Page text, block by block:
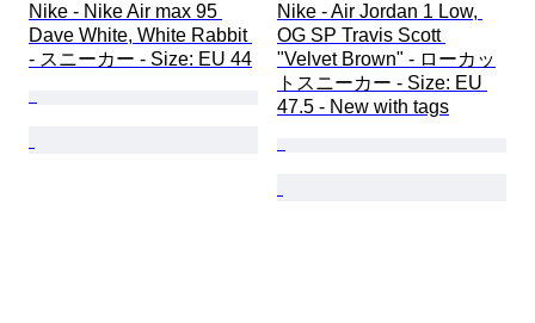
Nike - Nike Air max 95
Dave White, White Rabbit
- スニーカー - Size: EU 44
Nike - Air Jordan 1 Low,
OG SP Travis Scott
"Velvet Brown" - ローカッ
トスニーカー - Size: EU
47.5 - New with tags